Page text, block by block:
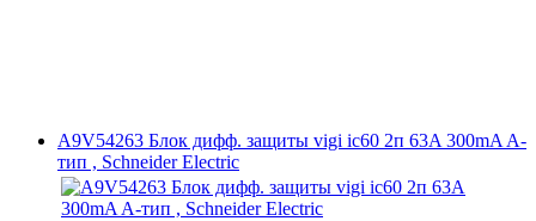
A9V54263 Блок дифф. защиты vigi ic60 2п 63A 300mA A-
тип , Schneider Electric